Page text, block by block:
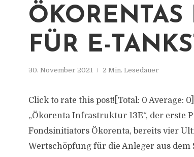
FÜR E-
30. November 2021 2 Min. Lesedauer
Click to rate this post![Total: 0 Average:
„Ökorenta Infrastruktur 13E“, der erste
Fondsinitiators Ökorenta, bereits vier
Wertschöpfung für die Anleger aus dem